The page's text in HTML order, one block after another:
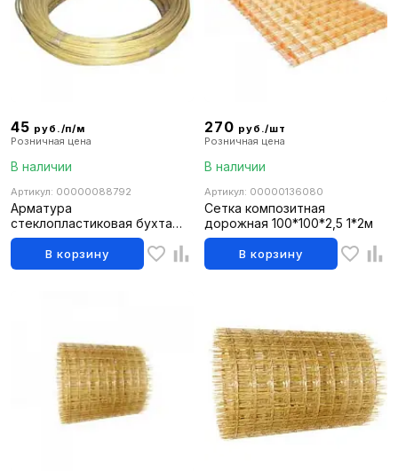
45 руб./п/м
Розничная цена
В наличии
Артикул: 00000088792
Арматура
стеклопластиковая бухта
50м/ф10
В корзину
270 руб./шт
Розничная цена
В наличии
Артикул: 00000136080
Сетка композитная
дорожная 100*100*2,5 1*2м
В корзину